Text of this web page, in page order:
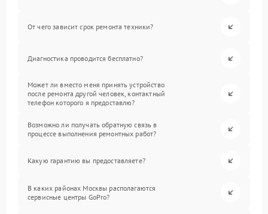
От чего зависит срок ремонта техники?
Диагностика проводится бесплатно?
Может ли вместо меня принять устройство
после ремонта другой человек, контактный
телефон которого я предоставлю?
Возможно ли получать обратную связь в
процессе выполнения ремонтных работ?
Какую гарантию вы предоставляете?
В каких районах Москвы располагаются
сервисные центры GoPro?